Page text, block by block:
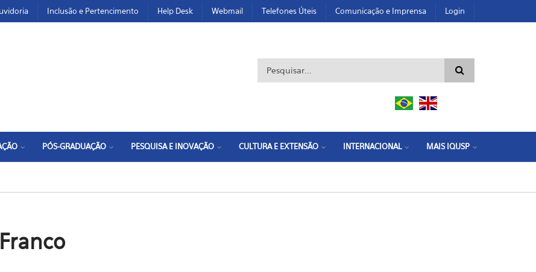
Inclusão e Pertencimento Help Desk Webmail Telefones Úteis Comunicação e Imprensa Login
Formulário de busca
PÓS-GRADUAÇÃO PESQUISA E INOVAÇÃO CULTURA E EXTENSÃO INTERNACIONAL MAIS IQUSP